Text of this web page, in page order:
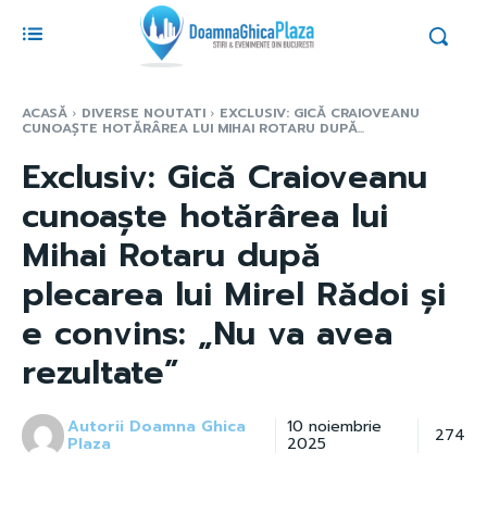
ACASĂ DIVERSE NOUTATI EXCLUSIV: GICĂ CRAIOVEANU
CUNOAȘTE HOTĂRÂREA LUI MIHAI ROTARU DUPĂ...
Exclusiv: Gică Craioveanu
cunoaște hotărârea lui
Mihai Rotaru după
plecarea lui Mirel Rădoi și
e convins: „Nu va avea
rezultate”
Autorii Doamna Ghica
Plaza
10 noiembrie
2025 274